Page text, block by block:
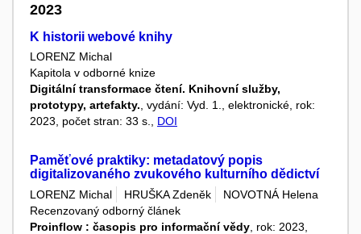
2023
K historii webové knihy
LORENZ Michal
Kapitola v odborné knize
Digitální transformace čtení. Knihovní služby,
prototypy, artefakty., vydání: Vyd. 1., elektronické, rok:
2023, počet stran: 33 s., DOI
Paměťové praktiky: metadatový popis
digitalizovaného zvukového kulturního dědictví
LORENZ Michal HRUŠKA Zdeněk
NOVOTNÁ Helena
Recenzovaný odborný článek
Proinflow : časopis pro informační vědy , rok: 2023,